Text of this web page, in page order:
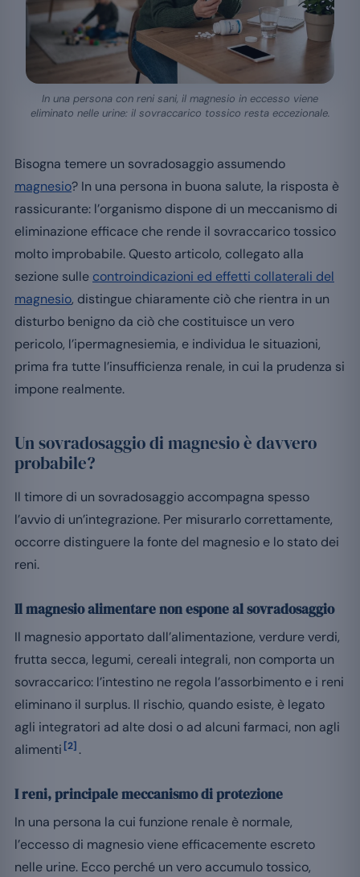
In una persona con reni sani, il magnesio in eccesso viene
eliminato nelle urine: il sovraccarico tossico resta eccezionale.
Bisogna temere un sovradosaggio assumendo
magnesio? In una persona in buona salute, la risposta è
rassicurante: l’organismo dispone di un meccanismo di
eliminazione efficace che rende il sovraccarico tossico
molto improbabile. Questo articolo, collegato alla
sezione sulle controindicazioni ed effetti collaterali del
magnesio, distingue chiaramente ciò che rientra in un
disturbo benigno da ciò che costituisce un vero
pericolo, l’ipermagnesiemia, e individua le situazioni,
prima fra tutte l’insufficienza renale, in cui la prudenza si
impone realmente.
Un sovradosaggio di magnesio è davvero
probabile?
Il timore di un sovradosaggio accompagna spesso
l’avvio di un’integrazione. Per misurarlo correttamente,
occorre distinguere la fonte del magnesio e lo stato dei
reni.
Il magnesio alimentare non espone al sovradosaggio
Il magnesio apportato dall’alimentazione, verdure verdi,
frutta secca, legumi, cereali integrali, non comporta un
sovraccarico: l’intestino ne regola l’assorbimento e i reni
eliminano il surplus. Il rischio, quando esiste, è legato
agli integratori ad alte dosi o ad alcuni farmaci, non agli
alimenti [2] .
I reni, principale meccanismo di protezione
In una persona la cui funzione renale è normale,
l’eccesso di magnesio viene efficacemente escreto
nelle urine. Ecco perché un vero accumulo tossico,